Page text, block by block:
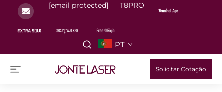
[email protected] T8PRO
PT
Solicitar Cotação